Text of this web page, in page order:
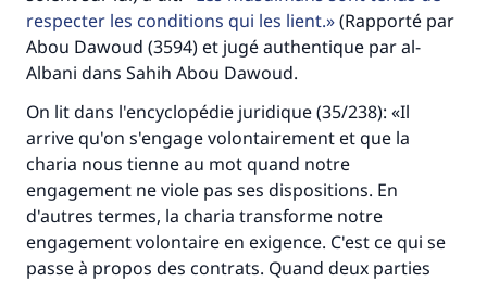
respecter les conditions qui les lient. (Rapporté par
Abou Dawoud (3594) et jugé authentique par al-
Albani dans Sahih Abou Dawoud.
On lit dans l'encyclopédie juridique (35/238): «Il
arrive qu'on s'engage volontairement et que la
charia nous tienne au mot quand notre
engagement ne viole pas ses dispositions. En
d'autres termes, la charia transforme notre
engagement volontaire en exigence. C'est ce qui se
passe à propos des contrats. Quand deux parties
contribution
Aidez nous à apporter des réponses.
"Celui qui indique une bonne action obtient la
même récompense que celui qui le fait."
(MOUSLIM 1893)
Soutenez IslamQA